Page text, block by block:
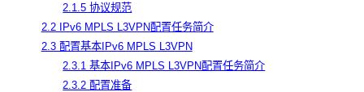
2.1.5 协议规范
2.2 IPv6 MPLS L3VPN配置任务简介
2.3 配置基本IPv6 MPLS L3VPN
2.3.1 基本IPv6 MPLS L3VPN配置任务简介
2.3.2 配置准备